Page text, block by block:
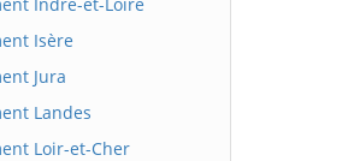
Isère
Jura
Landes
Loir-et-Cher